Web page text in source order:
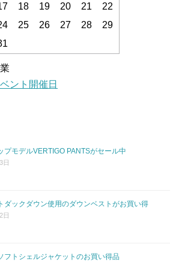
18 19 20 21
22
25 26 27 28
29
ント開催日
プモデルVERTIGO PANTSがセール中
日
ダックダウン使用のダウンベストがお買い得
日
フトシェルジャケットのお買い得品